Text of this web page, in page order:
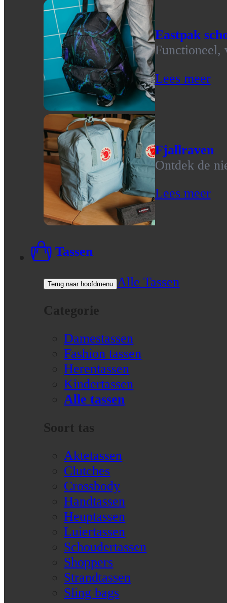
Eastpak
Functioneel,
Lees meer
Fjallraven
Ontdek de
Lees meer
Tassen
Terug naar hoofdmenu Alle Tassen
Categorie
Damestassen
Fashion tassen
Herentassen
Kindertassen
Alle tassen
Soort tas
Aktetassen
Clutches
Crossbody
Handtassen
Heuptassen
Luiertassen
Schoudertassen
Shoppers
Strandtassen
Sling bags